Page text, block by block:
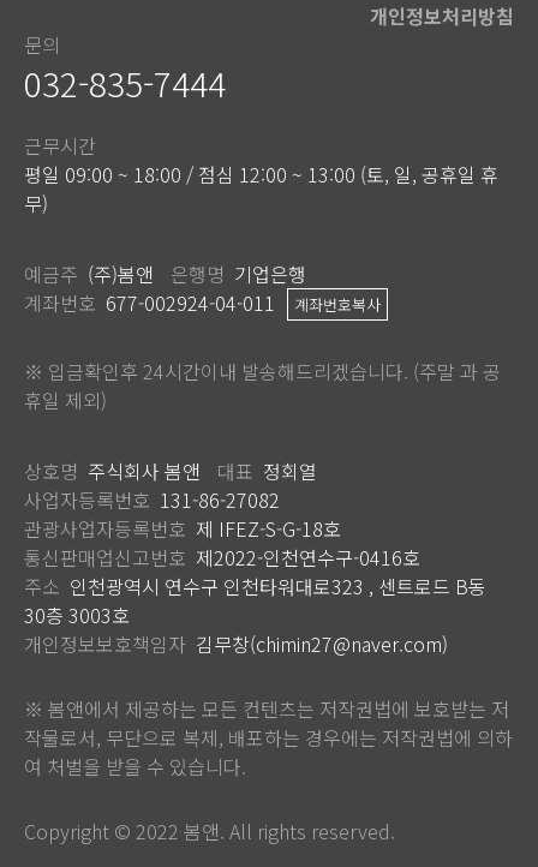
개인정보처리방침
문의
032-835-7444
근무시간
평일 09:00 ~ 18:00 / 점심 12:00 ~ 13:00 (토, 일, 공휴일 휴
무)
예금주 (주)봄앤 은행명 기업은행
계좌번호 677-002924-04-011 계좌번호복사
※ 입금확인후 24시간이내 발송해드리겠습니다. (주말 과 공
휴일 제외)
상호명 주식회사 봄앤 대표 정회열
사업자등록번호 131-86-27082
관광사업자등록번호 제 IFEZ-S-G-18호
통신판매업신고번호 제2022-인천연수구-0416호
주소 인천광역시 연수구 인천타워대로323 , 센트로드 B동
30층 3003호
개인정보보호책임자 김무창(chimin27@naver.com)
※ 봄앤에서 제공하는 모든 컨텐츠는 저작권법에 보호받는 저
작물로서, 무단으로 복제, 배포하는 경우에는 저작권법에 의하
여 처벌을 받을 수 있습니다.
Copyright © 2022 봄앤. All rights reserved.